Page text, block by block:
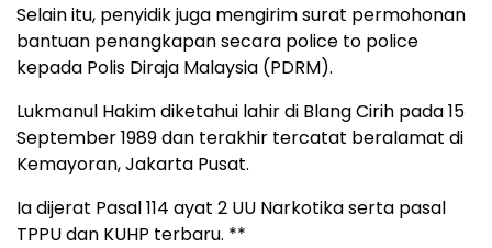
Selain itu, penyidik juga mengirim surat permohonan
bantuan penangkapan secara police to police
kepada Polis Diraja Malaysia (PDRM).
Lukmanul Hakim diketahui lahir di Blang Cirih pada 15
September 1989 dan terakhir tercatat beralamat di
Kemayoran, Jakarta Pusat.
Ia dijerat Pasal 114 ayat 2 UU Narkotika serta pasal
TPPU dan KUHP terbaru. **